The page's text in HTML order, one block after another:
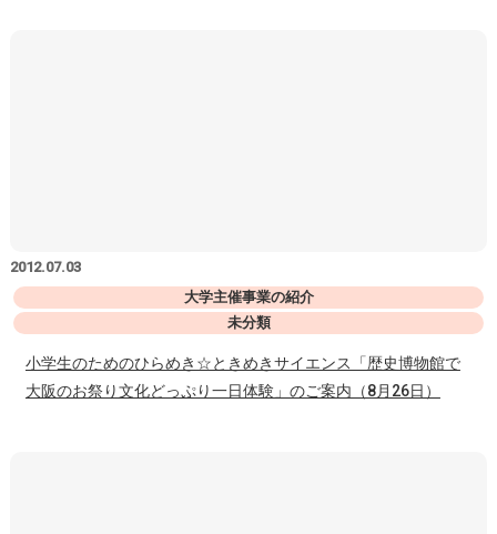
2012.07.03
大学主催事業の紹介
未分類
小学生のためのひらめき☆ときめきサイエンス「歴史博物館で
大阪のお祭り文化どっぷり一日体験」のご案内（8月26日）